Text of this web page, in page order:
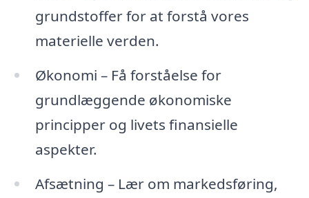
grundstoffer for at forstå vores
materielle verden.
Økonomi – Få forståelse for
grundlæggende økonomiske
principper og livets finansielle
aspekter.
Afsætning – Lær om markedsføring,